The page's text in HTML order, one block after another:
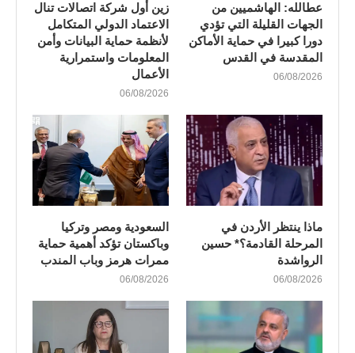
عطالله: الهاشميين من
الجهات القليلة التي تؤدي
دورا كبيرا في حماية الأماكن
المقدسة في القدس
06/08/2026
زين أول شركة اتصالات تنال
الاعتماد الدولي المتكامل
لأنظمة حماية البيانات وأمن
المعلومات واستمرارية
الأعمال
06/08/2026
ماذا ينتظر الأردن في
المرحلة القادمة؟* حسين
الرواشدة
06/08/2026
السعودية ومصر وتركيا
وباكستان تؤكد أهمية حماية
ممرات هرمز وباب المندب
06/08/2026